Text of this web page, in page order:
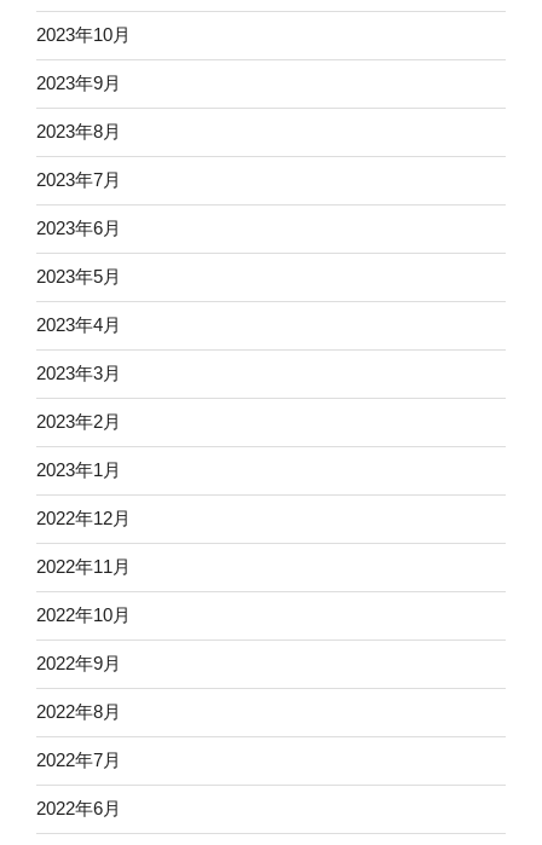
2023年10月
2023年9月
2023年8月
2023年7月
2023年6月
2023年5月
2023年4月
2023年3月
2023年2月
2023年1月
2022年12月
2022年11月
2022年10月
2022年9月
2022年8月
2022年7月
2022年6月